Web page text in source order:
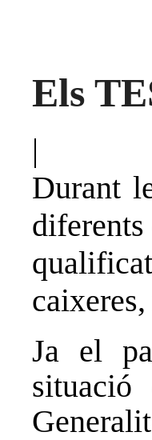
Els
|
Durant
diferents
Ja el